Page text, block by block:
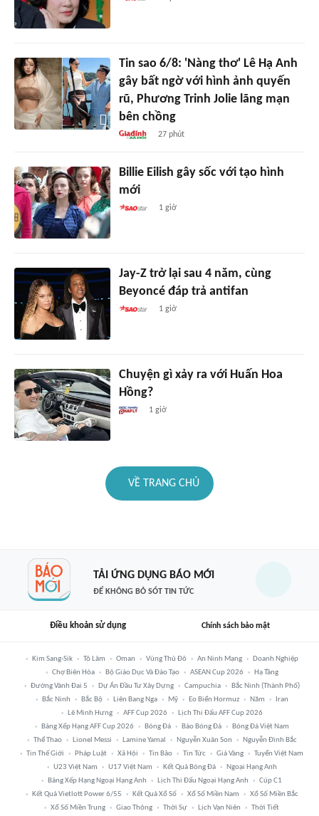
Tin sao 6/8: 'Nàng thơ' Lê Hạ Anh
gây bất ngờ với hình ảnh quyến
rũ, Phương Trinh Jolie lãng mạn
bên chồng
27 phút
Billie Eilish gây sốc với tạo hình
mới
1 giờ
Jay-Z trở lại sau 4 năm, cùng
Beyoncé đáp trả antifan
1 giờ
Chuyện gì xảy ra với Huấn Hoa
Hồng?
1 giờ
VỀ TRANG CHỦ
TẢI ỨNG DỤNG BÁO MỚI
ĐỂ KHÔNG BỎ SÓT TIN TỨC
Điều khoản sử dụng Chính sách bảo mật
Kim Sang-Sik Tô Lâm Oman Vùng Thủ Đô An Ninh Mạng
Doanh Nghiệp
Chợ Biên Hòa
Bộ Giáo Dục Và Đào Tạo ASEAN Cup 2026
Hạ Tầng
Đường Vành Đai 5
Dự Án Đầu Tư Xây Dựng Campuchia
Bắc Ninh (thành Phố)
Bắc Ninh
Bắc Bộ Liên Bang Nga Mỹ Eo Biển Hormuz Năm
Iran
Lê Minh Hưng
AFF Cup 2026
Lịch Thi Đấu AFF Cup 2026
Bảng Xếp Hạng AFF Cup 2026
Bóng Đá Báo Bóng Đá
Bóng Đá Việt Nam
Thể Thao
Lionel Messi Lamine Yamal Nguyễn Xuân Son
Nguyễn Đình Bắc
Tin Thế Giới
Pháp Luật Xã Hội Tin Bão Tin Tức Giá Vàng
Tuyển Việt Nam
U23 Việt Nam
U17 Việt Nam Kết Quả Bóng Đá
Ngoại Hạng Anh
Bảng Xếp Hạng Ngoại Hạng Anh
Lịch Thi Đấu Ngoại Hạng Anh
Cúp C1
Kết Quả Vietlott Power 6/55
Kết Quả Xổ Số Xổ Số Miền Nam
Xổ Số Miền Bắc
Xổ Số Miền Trung
Giao Thông Thời Sự Lịch Vạn Niên Thời Tiết